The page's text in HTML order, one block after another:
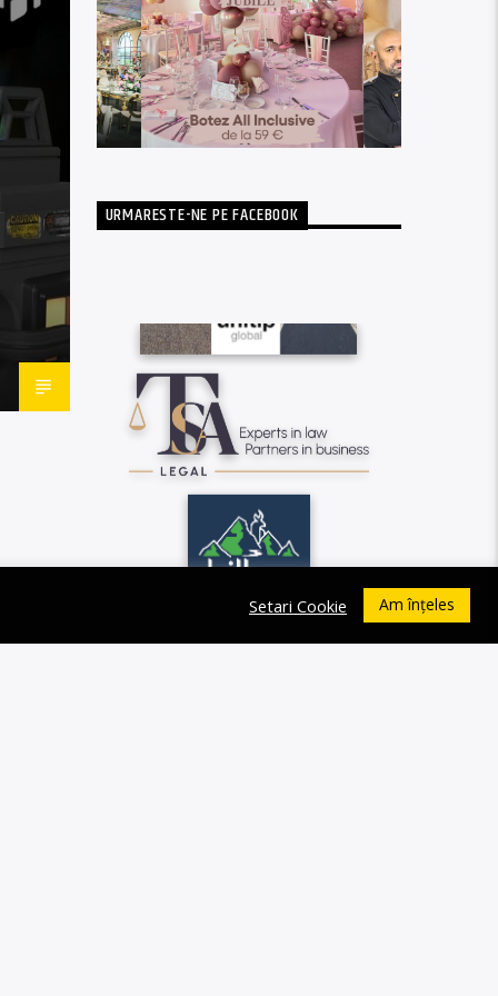
URMARESTE-NE PE FACEBOOK
Setari Cookie Am înțeles